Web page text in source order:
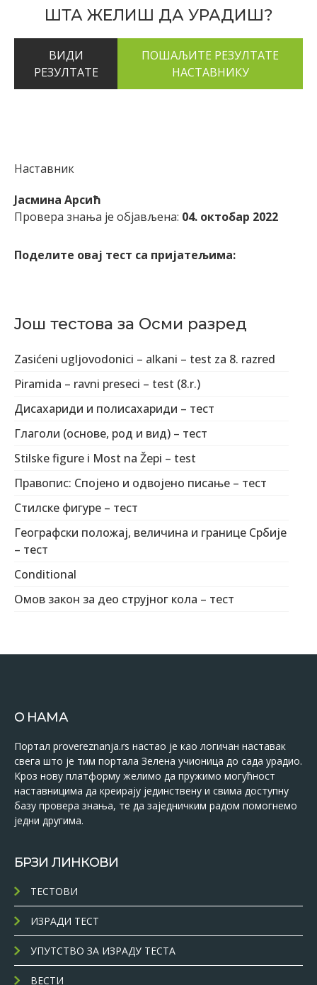
ШТА ЖЕЛИШ ДА УРАДИШ?
ВИДИ
РЕЗУЛТАТЕ
Наставник
Јасмина Арсић
Провера знања је објављена: 04. октобар 2022
Поделите овај тест са пријатељима:
Још тестова за Осми разред
Zasićeni ugljovodonici – alkani – test za 8. razred
Piramida – ravni preseci – test (8.r.)
Дисахариди и полисахариди – тест
Глаголи (основе, род и вид) – тест
Stilske figure i Most na Žepi – test
Правопис: Спојено и одвојено писање – тест
Стилске фигуре – тест
Географски положај, величина и границе Србије
– тест
Conditional
Омов закон за део струјног кола – тест
О НАМА
Портал provereznanja.rs настао је као логичан наставак
свега што је тим портала Зелена учионица до сада урадио.
Кроз нову платформу желимо да пружимо могућност
наставницима да креирају јединствену и свима доступну
базу провера знања, те да заједничким радом помогнемо
једни другима.
БРЗИ ЛИНКОВИ
ТЕСТОВИ
ИЗРАДИ ТЕСТ
УПУТСТВО ЗА ИЗРАДУ ТЕСТА
ВЕСТИ